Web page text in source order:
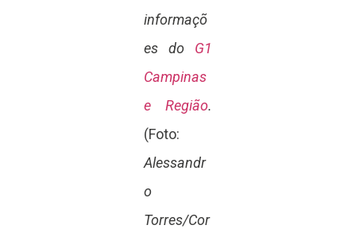
informaçõ
es do G1
Campinas
e Região.
(Foto:
Alessandr
o
Torres/Cor